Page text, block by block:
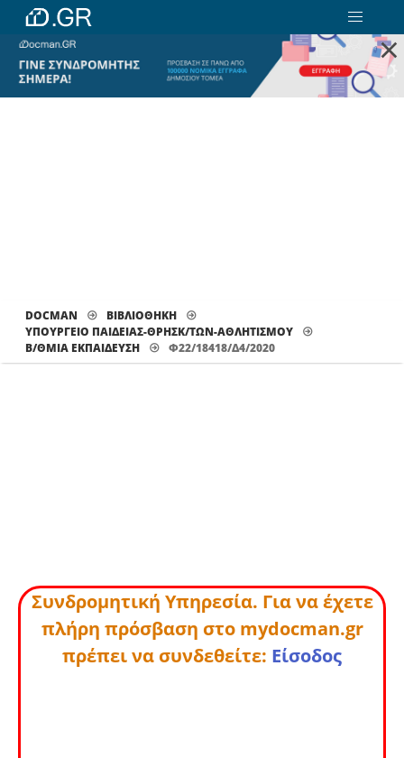
×
DOCMAN
ΒΙΒΛΙΟΘΗΚΗ
ΥΠΟΥΡΓΕΙΟ ΠΑΙΔΕΙΑΣ-ΘΡΗΣΚ/ΤΩΝ-ΑΘΛΗΤΙΣΜΟΥ
Β/ΘΜΙΑ ΕΚΠΑΊΔΕΥΣΗ
Φ22/18418/Δ4/2020
Συνδρομητική Υπηρεσία. Για να έχετε
πλήρη πρόσβαση στο mydocman.gr
πρέπει να συνδεθείτε: Είσοδος